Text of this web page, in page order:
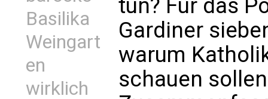
Basilika
Weingart
en
wirklich
tun? Für das
Gardiner
warum
schauen